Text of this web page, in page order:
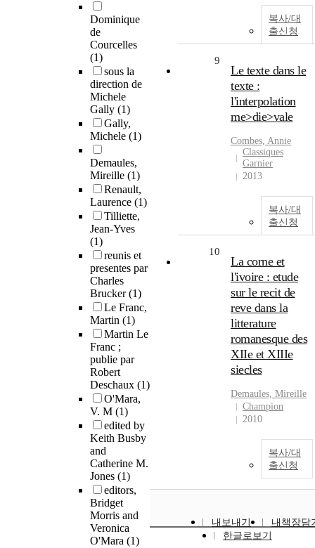
Dominique
de
Courcelles
(1)
sous la
direction de
Michele
Gally (1)
Gally,
Michele (1)
Demaules,
Mireille (1)
Renault,
Laurence (1)
Tilliette,
Jean-Yves
(1)
reunis et
presentes par
Charles
Brucker(1)
Le Franc,
Martin (1)
Martin Le
Franc ;
publie par
Robert
Deschaux (1)
O'Mara,
V. M (1)
edited by
Keith Busby
and
Catherine M.
Jones (1)
editors,
Bridget
Morris and
Veronica
O'Mara (1)
복사/대
출신청
9
Le texte dans le
texte :
l'interpolation
me>die>vale
Combes, Annie
Classiques
Garnier
2013
복사/대
출신청
10
La corne et
l'ivoire : etude
sur le recit de
reve dans la
litterature
romanesque des
XIIe et XIIIe
siecles
Demaules, Mireille
Champion
2010
복사/대
출신청
내보내기
내책장담
한글로보기